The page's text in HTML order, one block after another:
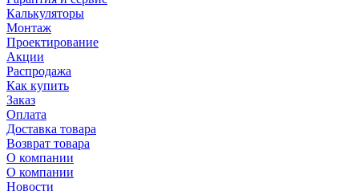
Калькуляторы
Монтаж
Проектирование
Акции
Распродажа
Как купить
Заказ
Оплата
Доставка товара
Возврат товара
О компании
О компании
Новости